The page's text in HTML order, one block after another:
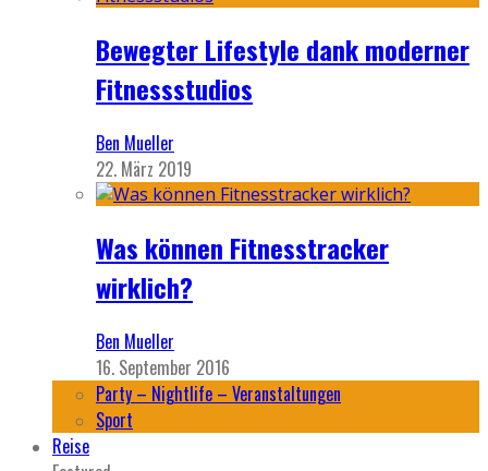
Bewegter Lifestyle dank moderner
Fitnessstudios
Ben Mueller
22. März 2019
Was können Fitnesstracker
wirklich?
Ben Mueller
16. September 2016
Party – Nightlife – Veranstaltungen
Sport
Reise